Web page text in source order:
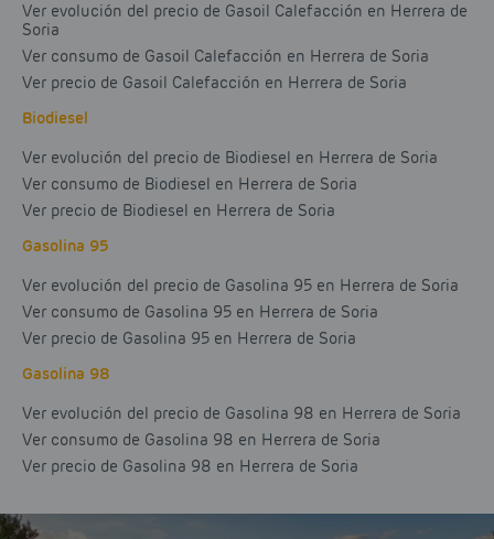
Ver evolución del precio de Gasoil Calefacción en Herrera de
Soria
Ver consumo de Gasoil Calefacción en Herrera de Soria
Ver precio de Gasoil Calefacción en Herrera de Soria
Biodiesel
Ver evolución del precio de Biodiesel en Herrera de Soria
Ver consumo de Biodiesel en Herrera de Soria
Ver precio de Biodiesel en Herrera de Soria
Gasolina 95
Ver evolución del precio de Gasolina 95 en Herrera de Soria
Ver consumo de Gasolina 95 en Herrera de Soria
Ver precio de Gasolina 95 en Herrera de Soria
Gasolina 98
Ver evolución del precio de Gasolina 98 en Herrera de Soria
Ver consumo de Gasolina 98 en Herrera de Soria
Ver precio de Gasolina 98 en Herrera de Soria